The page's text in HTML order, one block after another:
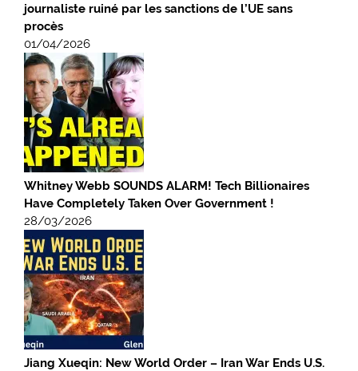
journaliste ruiné par les sanctions de l’UE sans
procès
01/04/2026
Whitney Webb SOUNDS ALARM! Tech Billionaires
Have Completely Taken Over Government !
28/03/2026
Jiang Xueqin: New World Order – Iran War Ends U.S.